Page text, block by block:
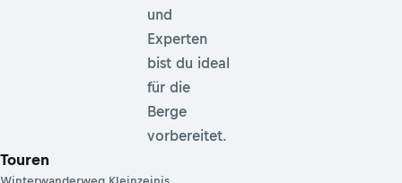
und
Experten
bist du ideal
für die
Berge
vorbereitet.
Touren